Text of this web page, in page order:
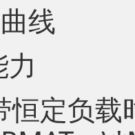
线
恒定负载